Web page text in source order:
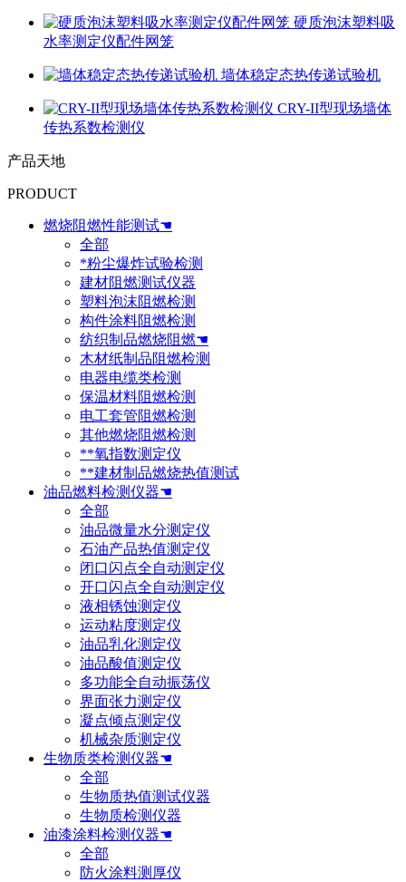
硬质泡沫塑料吸
水率测定仪配件网笼
墙体稳定态热传递试验机
CRY-II型现场墙体
传热系数检测仪
产品天地
PRODUCT
燃烧阻燃性能测试☚
全部
*粉尘爆炸试验检测
建材阻燃测试仪器
塑料泡沫阻燃检测
构件涂料阻燃检测
纺织制品燃烧阻燃☚
木材纸制品阻燃检测
电器电缆类检测
保温材料阻燃检测
电工套管阻燃检测
其他燃烧阻燃检测
**氧指数测定仪
**建材制品燃烧热值测试
油品燃料检测仪器☚
全部
油品微量水分测定仪
石油产品热值测定仪
闭口闪点全自动测定仪
开口闪点全自动测定仪
液相锈蚀测定仪
运动粘度测定仪
油品乳化测定仪
油品酸值测定仪
多功能全自动振荡仪
界面张力测定仪
凝点倾点测定仪
机械杂质测定仪
生物质类检测仪器☚
全部
生物质热值测试仪器
生物质检测仪器
油漆涂料检测仪器☚
全部
防火涂料测厚仪